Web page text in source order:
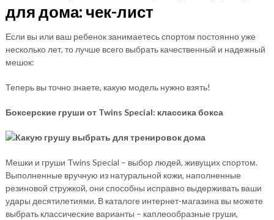
для дома: чек-лист
Если вы или ваш ребенок занимаетесь спортом постоянно уже
несколько лет, то лучше всего выбрать качественный и надежный
мешок:
Теперь вы точно знаете, какую модель нужно взять!
Боксерские груши от Twins Special: классика бокса
Мешки и груши Twins Special – выбор людей, живущих спортом.
Выполненные вручную из натуральной кожи, наполненные
резиновой стружкой, они способны исправно выдерживать ваши
удары десятилетиями. В каталоге интернет-магазина вы можете
выбрать классические варианты – каплеообразные груши,